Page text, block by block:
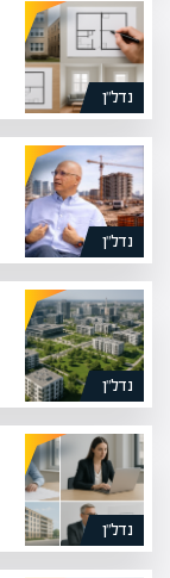
נדל”ן
נדל”ן
נדל”ן
נדל”ן